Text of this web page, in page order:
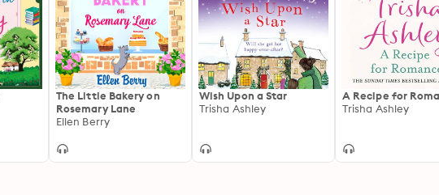
The Little Bakery on
Rosemary Lane
Ellen Berry
Wish Upon a Star
Trisha Ashley
A Recipe for
Trisha Ashley